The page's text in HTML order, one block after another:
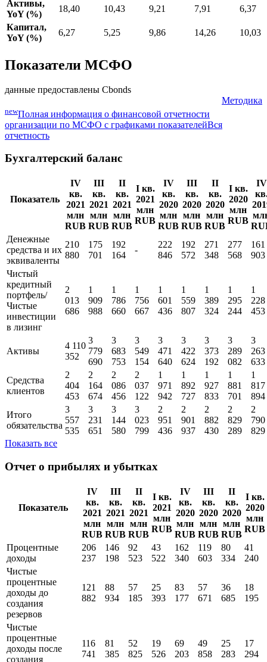
Отношение
кредитов к
депозитам
Активы,
Капитал,
6,27 5,25
данные предоставлены Cbonds
Полная информация о финансовой отчетности
организации по МСФО с графиками показателей
Бухгалтерский баланс
Показатель
IV
2021
млн
III
2021
млн
II
2021
млн
млн
IV
2020
млн
III
2020
млн
II
2020
млн
2020
млн
RUB
IV
Денежные
средства и их
эквиваленты
210
880
175
701
192
164
-
222
846
192
572
271
348
277
568
161
903
Чистый
кредитный
Чистые
инвестиции
013
686
909
988
786
660
756
667
601
436
559
807
389
324
295
244
228
453
Активы
4 110
352
3
779
690
3
683
753
3
549
154
3
471
640
3
422
624
3
373
192
3
289
082
3
263
633
Средства
клиентов
2
404
453
2
164
674
2
086
456
2
037
122
1
971
942
1
892
727
1
927
833
1
881
701
1
817
894
обязательства
557
535
651
144
580
799
Отчет о прибылях и убытках
Показатель
IV
кв.
2021
млн
III
кв.
2021
млн
II
кв.
2021
млн
2021
млн
IV
кв.
2020
млн
III
кв.
2020
млн
II
кв.
2020
млн
2020
млн
Процентные
доходы
206
237
146
198
92
523
43
522
162
340
119
603
80
334
41
240
Чистые
процентные
доходы до
создания
резервов
882
934
185
393
177
671
685
195